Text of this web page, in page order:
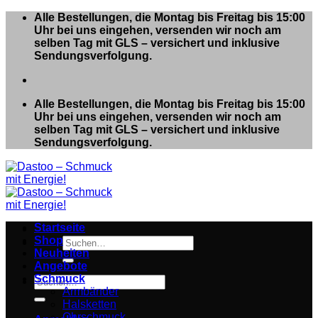
Zum
springen
Alle Bestellungen, die Montag bis Freitag bis 15:00
Uhr bei uns eingehen, versenden wir noch am
selben Tag mit GLS – versichert und inklusive
Sendungsverfolgung.
Alle Bestellungen, die Montag bis Freitag bis 15:00
Uhr bei uns eingehen, versenden wir noch am
selben Tag mit GLS – versichert und inklusive
Sendungsverfolgung.
Suchen
nach:
Suchen
nach:
Startseite
Shop
Neuheiten
Angebote
Schmuck
Armbänder
Halsketten